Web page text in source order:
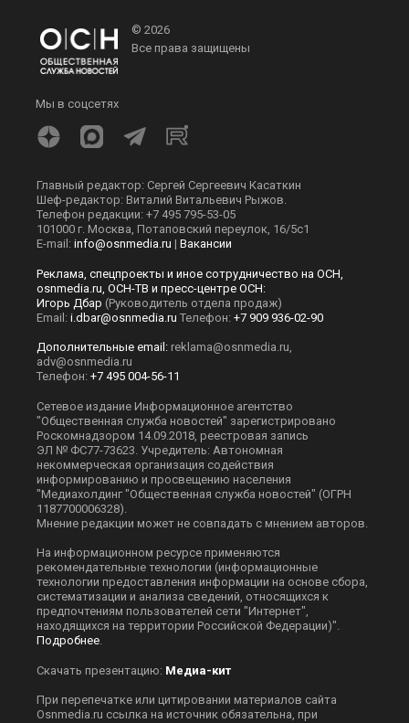
© 2026
Все права защищены
Мы в соцсетях
Главный редактор: Сергей Сергеевич Касаткин
Шеф-редактор: Виталий Витальевич Рыжов.
Телефон редакции: +7 495 795-53-05
101000 г. Москва, Потаповский переулок, 16/5с1
E-mail: info@osnmedia.ru | Вакансии
Реклама, спецпроекты и иное сотрудничество на ОСН,
osnmedia.ru, ОСН-ТВ и пресс-центре ОСН:
Игорь Дбар (Руководитель отдела продаж)
Email: i.dbar@osnmedia.ru Телефон: +7 909 936-02-90
Дополнительные email: reklama@osnmedia.ru
adv@osnmedia.ru
Телефон: +7 495 004-56-11
Сетевое издание Информационное агентство
"Общественная служба новостей" зарегистрировано
Роскомнадзором 14.09.2018, реестровая запись
ЭЛ № ФС77-73623. Учредитель: Автономная
некоммерческая организация содействия
информированию и просвещению населения
"Медиахолдинг "Общественная служба новостей" (ОГРН
1187700006328).
Мнение редакции может не совпадать с мнением авторов.
На информационном ресурсе применяются
рекомендательные технологии (информационные
технологии предоставления информации на основе сбора,
систематизации и анализа сведений, относящихся к
предпочтениям пользователей сети "Интернет",
находящихся на территории Российской Федерации)".
Подробнее
Скачать презентацию: Медиа-кит
При перепечатке или цитировании материалов сайта
Оsnmedia.ru ссылка на источник обязательна, при